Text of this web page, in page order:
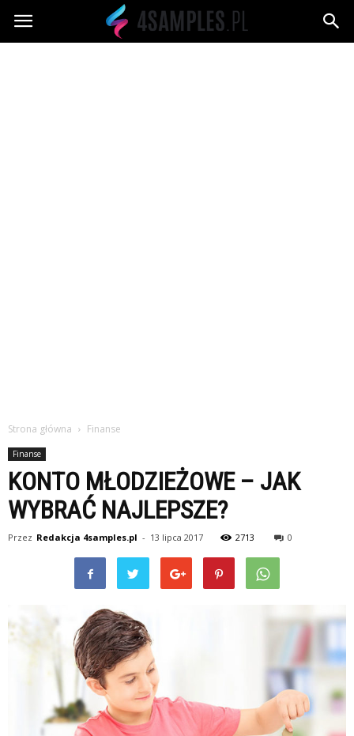
4samples.pl
Strona główna Finanse
Finanse
KONTO MŁODZIEŻOWE – JAK
WYBRAĆ NAJLEPSZE?
Przez Redakcja 4samples.pl - 13 lipca 2017 2713 0